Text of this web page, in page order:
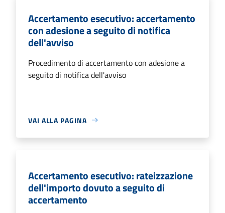
Accertamento esecutivo: accertamento
con adesione a seguito di notifica
dell'avviso
Procedimento di accertamento con adesione a
seguito di notifica dell'avviso
VAI ALLA PAGINA
Accertamento esecutivo: rateizzazione
dell'importo dovuto a seguito di
accertamento